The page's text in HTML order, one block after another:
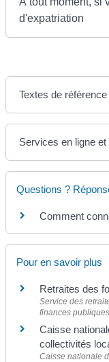
d'expatriation
Textes de référence
Services en ligne
Questions ?
Comment
Pour en savoir plus
Retraites des
Service des
finances publiques
Caisse
collectivités
Caisse nationale